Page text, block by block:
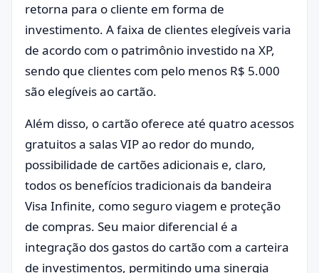
retorna para o cliente em forma de
investimento. A faixa de clientes elegíveis varia
de acordo com o patrimônio investido na XP,
sendo que clientes com pelo menos R$ 5.000
são elegíveis ao cartão.
Além disso, o cartão oferece até quatro acessos
gratuitos a salas VIP ao redor do mundo,
possibilidade de cartões adicionais e, claro,
todos os benefícios tradicionais da bandeira
Visa Infinite, como seguro viagem e proteção
de compras. Seu maior diferencial é a
integração dos gastos do cartão com a carteira
de investimentos, permitindo uma sinergia